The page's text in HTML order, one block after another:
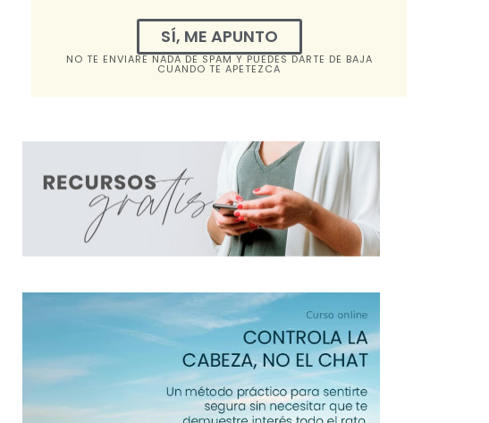
SÍ, ME APUNTO
NO TE ENVIARÉ NADA DE SPAM Y PUEDES DARTE DE BAJA
CUANDO TE APETEZCA